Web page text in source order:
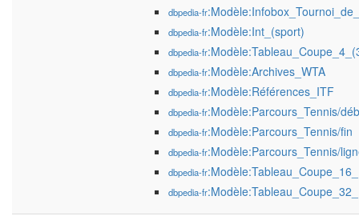
dbpedia-fr
dbpedia-fr:Modèle:Int_(sport)
dbpedia-fr
dbpedia-fr:Modèle:Archives_WTA
dbpedia-fr:Modèle:Références_ITF
dbpedia-fr:Modèle:Parcours_Tennis/
dbpedia-fr:Modèle:Parcours_Tennis/fin
dbpedia-fr:Modèle:Parcours_Tennis/
dbpedia-fr
dbpedia-fr